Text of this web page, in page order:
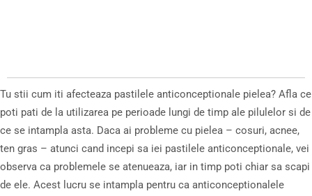
Tu stii cum iti afecteaza pastilele anticonceptionale pielea? Afla ce
poti pati de la utilizarea pe perioade lungi de timp ale pilulelor si de
ce se intampla asta. Daca ai probleme cu pielea – cosuri, acnee,
ten gras – atunci cand incepi sa iei pastilele anticonceptionale, vei
observa ca problemele se atenueaza, iar in timp poti chiar sa scapi
de ele. Acest lucru se intampla pentru ca anticonceptionalele